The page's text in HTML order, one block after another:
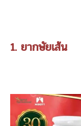
1. ยากษัยเส้น